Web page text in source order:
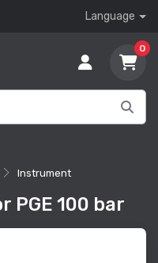
Language
0
Instrument
PGE 100 bar